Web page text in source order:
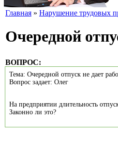
Главная » Нарушение трудовых
Очередной
ВОПРОС:
Тема: Очередной отпуск не дает
Вопрос задает: Олег
На предприятии длительность
Законно ли это?